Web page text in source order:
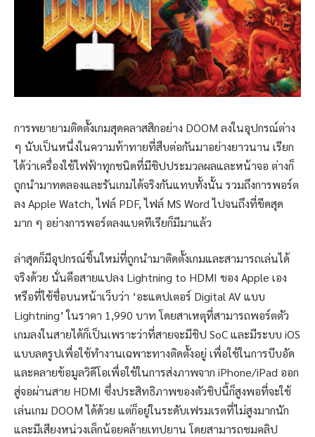
การพยายามติดตั้งเกมสุดคลาสสิกอย่าง DOOM ลงในอุปกรณ์ต่าง
ๆ นับเป็นหนึ่งในความท้าทายที่สืบต่อกันมาอย่างยาวนาน เรียก
ได้ว่าเครื่องใช้ไฟฟ้าทุกชนิดที่มีชิปประมวลผลและหน้าจอ ต่างก็
ถูกนำมาทดลองและรันเกมได้จริงกันแทบทั้งนั้น รวมถึงการพอร์ต
ลง Apple Watch, ไฟล์ PDF, ไฟล์ MS Word ไปจนถึงที่ขีดสุด
มาก ๆ อย่างการพอร์ตลงแบคทีเรียก็มีมาแล้ว
ล่าสุดก็มีอุปกรณ์ชิ้นใหม่ที่ถูกนำมาติดตั้งเกมและสามารถเล่นได้
จริงด้วย นั่นคือสายแปลง Lightning to HDMI ของ Apple เอง
หรือที่ใช้ชื่อบนหน้าเว็บว่า ‘อะแดปเตอร์ Digital AV แบบ
Lightning’ ในราคา 1,990 บาท โดยสาเหตุที่สามารถพอร์ตตัว
เกมลงในสายได้ก็เป็นเพราะว่าที่สายจะมีชิป SoC และมีระบบ iOS
แบบลดรูปเพื่อใช้ทำงานเฉพาะทางติดตั้งอยู่ เพื่อใช้ในการบีบอัด
และคลายข้อมูลวิดีโอเพื่อใช้ในการส่งภาพจาก iPhone/iPad ออก
สู่จอผ่านสาย HDMI ซึ่งประสิทธิภาพของตัวชิปนี้ก็สูงพอที่จะใช้
เล่นเกม DOOM ได้ด้วย แต่ก็อยู่ในระดับเฟรมเรตที่ไม่สูงมากนัก
และมีเสียงหน่วงเล็กน้อยคล้ายเทปยาน โดยสามารถชมคลิป